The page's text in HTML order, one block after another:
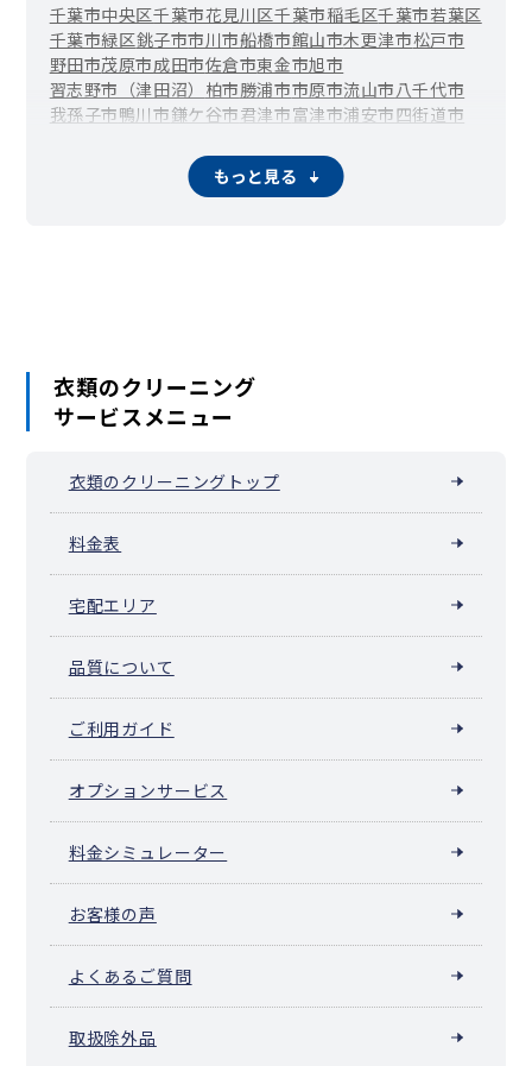
千葉市中央区千葉市花見川区千葉市稲毛区千葉市若葉区
千葉市緑区銚子市市川市船橋市館山市木更津市松戸市
野田市茂原市成田市佐倉市東金市旭市
習志野市（津田沼） 柏市勝浦市市原市流山市 八千代市
我孫子市鴨川市鎌ケ谷市君津市富津市浦安市四街道市
いすみ市大網白里市酒々井町
九十九里町芝山町横芝光町
もっと見る
衣類のクリーニング
サービスメニュー
衣類のクリーニングトップ
料金表
宅配エリア
品質について
ご利用ガイド
オプションサービス
料金シミュレーター
お客様の声
よくあるご質問
取扱除外品